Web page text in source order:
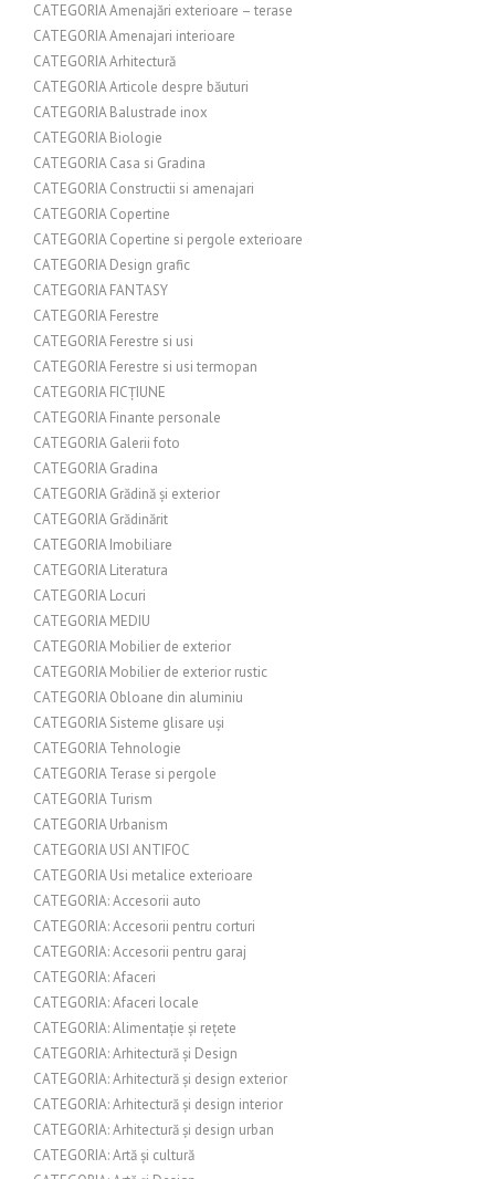
CATEGORIA Amenajări exterioare – terase
CATEGORIA Amenajari interioare
CATEGORIA Arhitectură
CATEGORIA Articole despre băuturi
CATEGORIA Balustrade inox
CATEGORIA Biologie
CATEGORIA Casa si Gradina
CATEGORIA Constructii si amenajari
CATEGORIA Copertine
CATEGORIA Copertine si pergole exterioare
CATEGORIA Design grafic
CATEGORIA FANTASY
CATEGORIA Ferestre
CATEGORIA Ferestre si usi
CATEGORIA Ferestre si usi termopan
CATEGORIA FICȚIUNE
CATEGORIA Finante personale
CATEGORIA Galerii foto
CATEGORIA Gradina
CATEGORIA Grădină și exterior
CATEGORIA Grădinărit
CATEGORIA Imobiliare
CATEGORIA Literatura
CATEGORIA Locuri
CATEGORIA MEDIU
CATEGORIA Mobilier de exterior
CATEGORIA Mobilier de exterior rustic
CATEGORIA Obloane din aluminiu
CATEGORIA Sisteme glisare uși
CATEGORIA Tehnologie
CATEGORIA Terase si pergole
CATEGORIA Turism
CATEGORIA Urbanism
CATEGORIA USI ANTIFOC
CATEGORIA Usi metalice exterioare
CATEGORIA: Accesorii auto
CATEGORIA: Accesorii pentru corturi
CATEGORIA: Accesorii pentru garaj
CATEGORIA: Afaceri
CATEGORIA: Afaceri locale
CATEGORIA: Alimentație și rețete
CATEGORIA: Arhitectură și Design
CATEGORIA: Arhitectură și design exterior
CATEGORIA: Arhitectură și design interior
CATEGORIA: Arhitectură și design urban
CATEGORIA: Artă și cultură